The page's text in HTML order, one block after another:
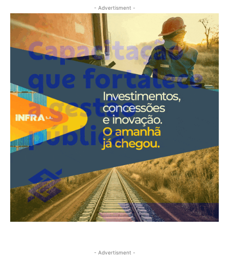
- Advertisment -
- Advertisment -